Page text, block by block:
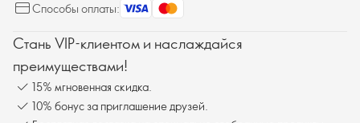
Способы оплаты:
Стань VIP-клиентом и наслаждайся
преимуществами!
15% мгновенная скидка.
10% бонус за приглашение друзей.